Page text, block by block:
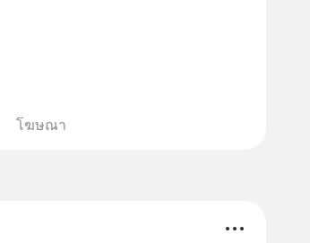
โฆษณา